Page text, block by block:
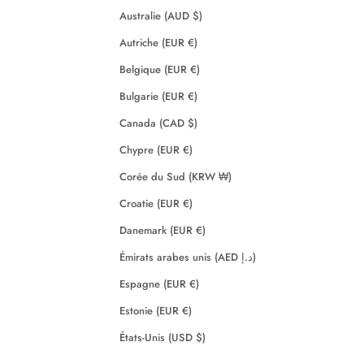
Australie (AUD $)
Autriche (EUR €)
Belgique (EUR €)
Bulgarie (EUR €)
Canada (CAD $)
Chypre (EUR €)
Corée du Sud (KRW ₩)
Croatie (EUR €)
Danemark (EUR €)
Émirats arabes unis (AED د.إ)
Espagne (EUR €)
Estonie (EUR €)
États-Unis (USD $)